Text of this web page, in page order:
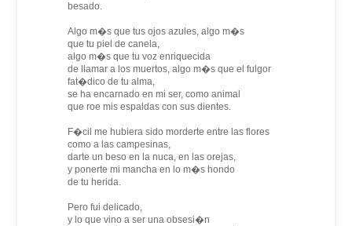
besado.
Algo m�s que tus ojos azules, algo m�s
que tu piel de canela,
algo m�s que tu voz enriquecida
de llamar a los muertos, algo m�s que el fulgor
fat�dico de tu alma,
se ha encarnado en mi ser, como animal
que roe mis espaldas con sus dientes.
F�cil me hubiera sido morderte entre las flores
como a las campesinas,
darte un beso en la nuca, en las orejas,
y ponerte mi mancha en lo m�s hondo
de tu herida.
Pero fui delicado,
y lo que vino a ser una obsesi�n